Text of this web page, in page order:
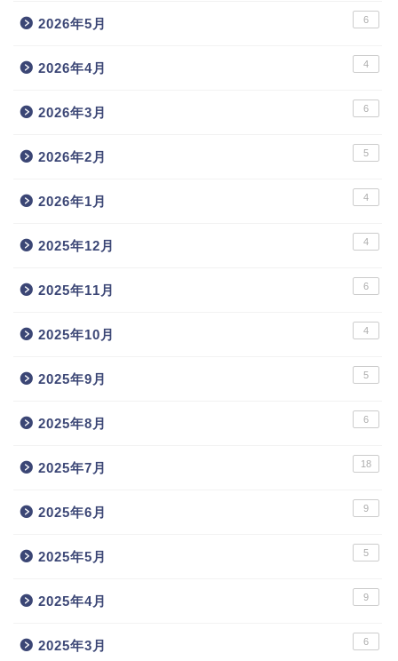
2026年5月 6
2026年4月 4
2026年3月 6
2026年2月 5
2026年1月 4
2025年12月 4
2025年11月 6
2025年10月 4
2025年9月 5
2025年8月 6
2025年7月 18
2025年6月 9
2025年5月 5
2025年4月 9
2025年3月 6